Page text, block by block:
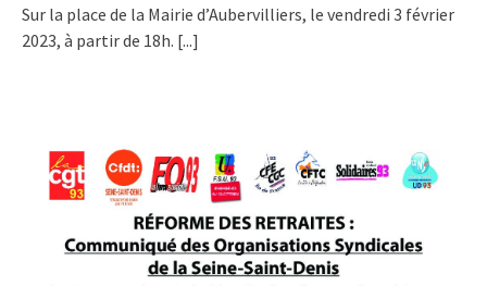
Sur la place de la Mairie d’Aubervilliers, le vendredi 3 février
2023, à partir de 18h. [...]